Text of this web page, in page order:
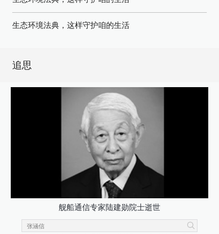
生态环境法典，这样守护咱的生活
追思
舰船通信专家陆建勋院士逝世